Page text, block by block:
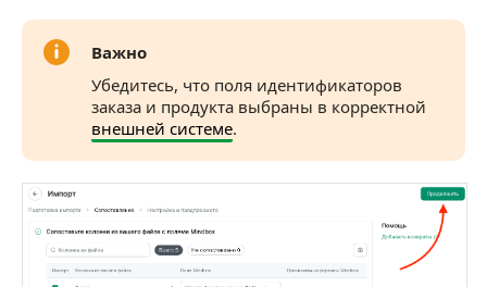
Важно
Убедитесь, что поля идентификаторов
заказа и продукта выбраны в корректной
внешней системе.